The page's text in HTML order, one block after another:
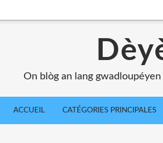
On blòg an lang
ACCUEIL CATÉGORIES PRINCIPALES